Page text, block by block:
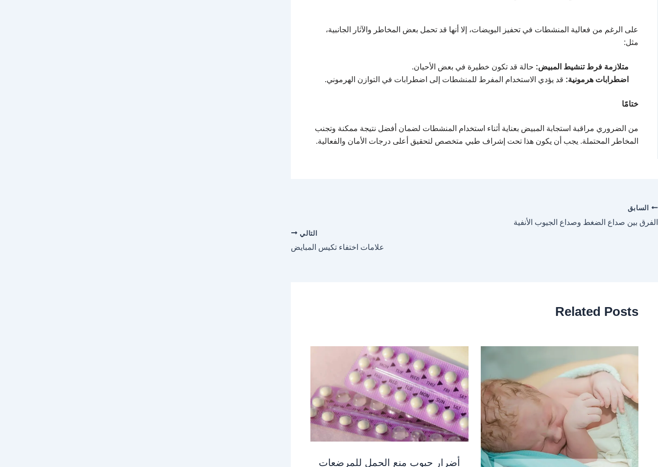
على الرغم من فعالية المنشطات في تحفيز البويضات، إلا أنها قد تحمل بعض المخاطر والآثار الجانبية،
مثل:
متلازمة فرط تنشيط المبيض: حالة قد تكون خطيرة في بعض الأحيان.
اضطرابات هرمونية: قد يؤدي الاستخدام المفرط للمنشطات إلى اضطرابات في التوازن الهرموني.
ختامًا
من الضروري مراقبة استجابة المبيض بعناية أثناء استخدام المنشطات لضمان أفضل نتيجة ممكنة وتجنب
المخاطر المحتملة. يجب أن يكون هذا تحت إشراف طبي متخصص لتحقيق أعلى درجات الأمان والفعالية.
السابق
الفرق بين صداع الضغط وصداع الجيوب الأنفية
التالي
علامات اختفاء تكيس المبايض
Related Posts
أضرار حبوب منع الحمل للمرضعات